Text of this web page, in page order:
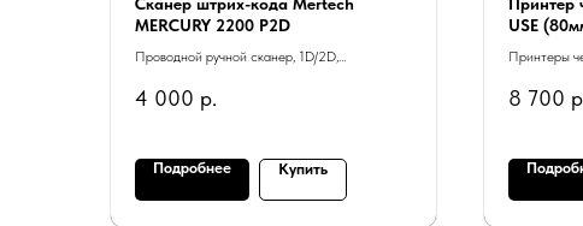
MERCURY 2200 P2D
Проводной ручной сканер, 1D/2D,
4 000 р.
Подробнее Купить
USE
Принтеры
8 700